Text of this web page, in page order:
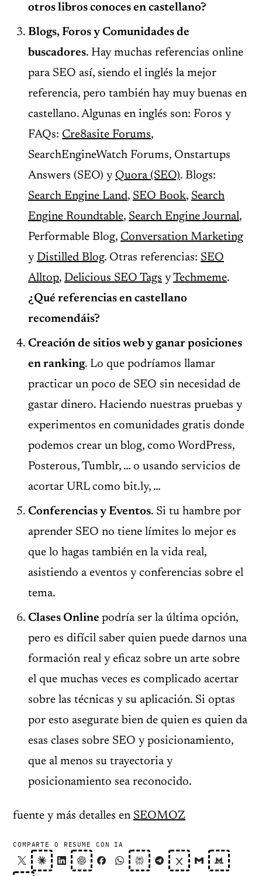
otros libros conoces en castellano?
Blogs, Foros y Comunidades de
buscadores. Hay muchas referencias online
para SEO así, siendo el inglés la mejor
referencia, pero también hay muy buenas en
castellano. Algunas en inglés son: Foros y
FAQs: Cre8asite Forums,
SearchEngineWatch Forums, Onstartups
Answers (SEO) y Quora (SEO). Blogs:
Search Engine Land, SEO Book, Search
Engine Roundtable, Search Engine Journal,
Performable Blog, Conversation Marketing
y Distilled Blog. Otras referencias: SEO
Alltop, Delicious SEO Tags yTechmeme.
¿Qué referencias en castellano
recomendáis?
Creación de sitios web y ganar posiciones
en ranking. Lo que podríamos llamar
practicar un poco de SEO sin necesidad de
gastar dinero. Haciendo nuestras pruebas y
experimentos en comunidades gratis donde
podemos crear un blog, como WordPress,
Posterous, Tumblr, … o usando servicios de
acortar URL como bit.ly, …
Conferencias y Eventos. Si tu hambre por
aprender SEO no tiene límites lo mejor es
que lo hagas también en la vida real,
asistiendo a eventos y conferencias sobre el
tema.
Clases Online podría ser la última opción,
pero es difícil saber quien puede darnos una
formación real y eficaz sobre un arte sobre
el que muchas veces es complicado acertar
sobre las técnicas y su aplicación. Si optas
por esto asegurate bien de quien es quien da
esas clases sobre SEO y posicionamiento,
que al menos su trayectoria y
posicionamiento sea reconocido.
fuente y más detalles en SEOMOZ
COMPARTE O RESUME CON IA